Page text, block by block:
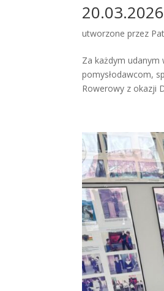
utworzone przez
Za każdym udanym
pomysłodawcom,
Rowerowy z okazji